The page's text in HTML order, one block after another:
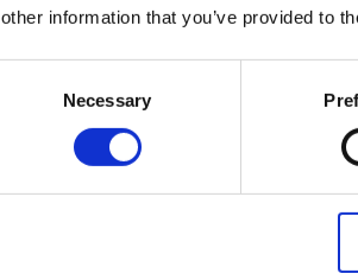
other information that you’ve provided to
Necessary